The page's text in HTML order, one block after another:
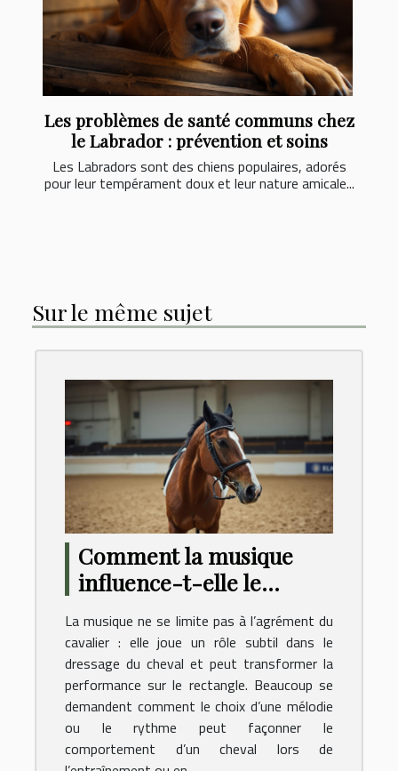
Les problèmes de santé communs chez
le Labrador : prévention et soins
Les Labradors sont des chiens populaires, adorés
pour leur tempérament doux et leur nature amicale...
Sur le même sujet
Comment la musique
influence-t-elle le
comportement des
chevaux en dressage ?
La musique ne se limite pas à l’agrément du
cavalier : elle joue un rôle subtil dans le
dressage du cheval et peut transformer la
performance sur le rectangle. Beaucoup se
demandent comment le choix d’une mélodie
ou le rythme peut façonner le
comportement d’un cheval lors de